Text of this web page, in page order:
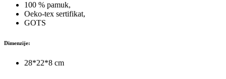
100 % pamuk,
Oeko-tex sertifikat,
GOTS
Dimenzije:
28*22*8 cm